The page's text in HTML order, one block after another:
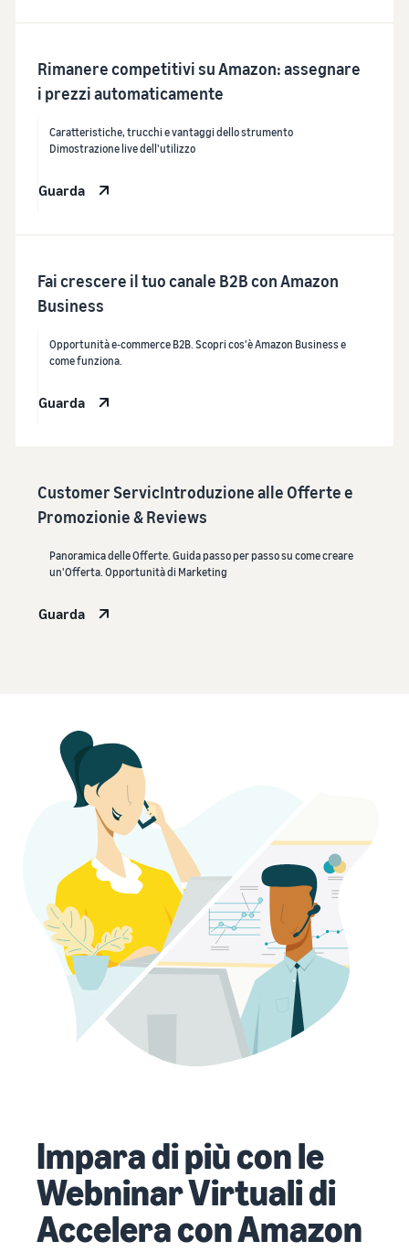
Rimanere competitivi su Amazon: assegnare
i prezzi automaticamente
Caratteristiche, trucchi e vantaggi dello strumento
Dimostrazione live dell'utilizzo
Guarda
Fai crescere il tuo canale B2B con Amazon
Business
Opportunità e-commerce B2B. Scopri cos'è Amazon Business e
come funziona.
Guarda
Customer ServicIntroduzione alle Offerte e
Promozionie & Reviews
Panoramica delle Offerte. Guida passo per passo su come creare
un'Offerta. Opportunità di Marketing
Guarda
Impara di più con le
Webninar Virtuali di
Accelera con Amazon